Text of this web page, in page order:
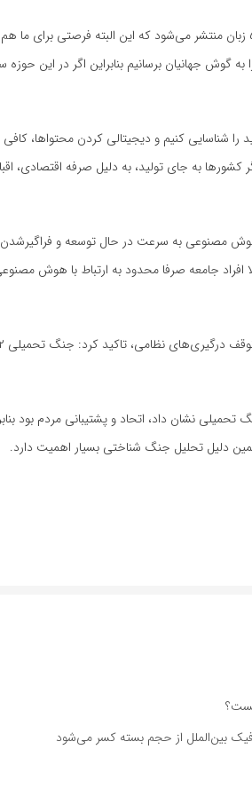
وی خاطرنشان کرد: امروزه با توسعه فناوری، محتوا به طور همزمان به ۵۰ زبان منتشر
گوش جهانیان برسانیم بنابراین اگر در این
شناسایی کنیم و دیجیتالی کردن محتواها،
به جای تولید، به دلیل صرفه اقتصادی،
مصنوعی به سرعت در حال توسعه و
جامعه صرفا محدود به ارتباط با هوش
تحمیلی نشان داد، اتحاد و پشتیبانی مردم بود
همین دلیل تحلیل جنگ شناختی بسیار اهمیت دارد.
بین‌الملل از حجم بسته کسر می‌شود